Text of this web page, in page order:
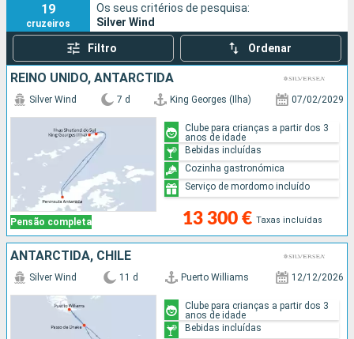
19
cruzeiros
Os seus critérios de pesquisa:
Silver Wind
Filtro Ordenar
REINO UNIDO, ANTARCTIDA
Pensão completa
Silver Wind 7 d King Georges (Ilha) 07/02/2029
13 300 € Taxas incluídas
Clube para crianças a partir dos 3
anos de idade
Bebidas incluídas
Cozinha gastronómica
Serviço de mordomo incluído
ANTARCTIDA, CHILE
Silver Wind 11 d Puerto Williams 12/12/2026
Clube para crianças a partir dos 3
anos de idade
Bebidas incluídas